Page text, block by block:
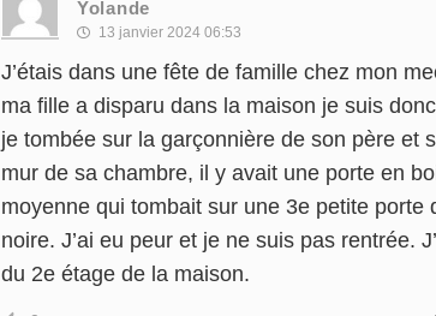
Yolande
13 janvier 2024 06:53
J’étais dans une fête de famille chez mon
ma fille a disparu dans la maison je suis
je tombée sur la garçonnière de son père et
mur de sa chambre, il y avait une porte en
moyenne qui tombait sur une 3e petite porte
noire. J’ai eu peur et je ne suis pas rentrée.
du 2e étage de la maison.